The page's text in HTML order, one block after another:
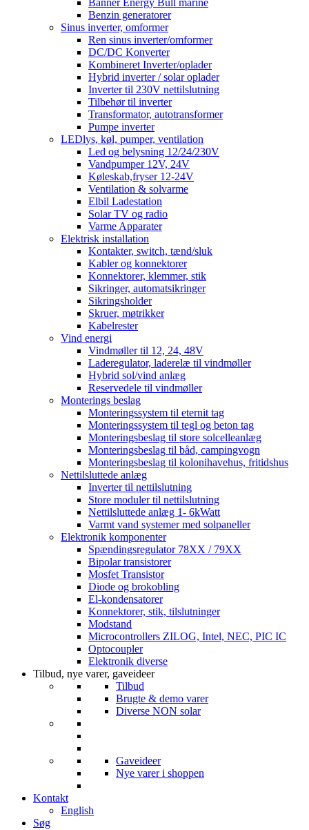
Banner Energy Bull marine
Benzin generatorer
Sinus inverter, omformer
Ren sinus inverter/omformer
DC/DC Konverter
Kombineret Inverter/oplader
Hybrid inverter / solar oplader
Inverter til 230V nettilslutning
Tilbehør til inverter
Transformator, autotransformer
Pumpe inverter
LEDlys, køl, pumper, ventilation
Led og belysning 12/24/230V
Vandpumper 12V, 24V
Køleskab,fryser 12-24V
Ventilation & solvarme
Elbil Ladestation
Solar TV og radio
Varme Apparater
Elektrisk installation
Kontakter, switch, tænd/sluk
Kabler og konnektorer
Konnektorer, klemmer, stik
Sikringer, automatsikringer
Sikringsholder
Skruer, møtrikker
Kabelrester
Vind energi
Vindmøller til 12, 24, 48V
Laderegulator, laderelæ til vindmøller
Hybrid sol/vind anlæg
Reservedele til vindmøller
Monterings beslag
Monteringssystem til eternit tag
Monteringssystem til tegl og beton tag
Monteringsbeslag til store solcelleanlæg
Monteringsbeslag til båd, campingvogn
Monteringsbeslag til kolonihavehus, fritidshus
Nettilsluttede anlæg
Inverter til nettilslutning
Store moduler til nettilslutning
Nettilsluttede anlæg 1- 6kWatt
Varmt vand systemer med solpaneller
Elektronik komponenter
Spændingsregulator 78XX / 79XX
Bipolar transistorer
Mosfet Transistor
Diode og brokobling
El-kondensatorer
Konnektorer, stik, tilslutninger
Modstand
Microcontrollers ZILOG, Intel, NEC, PIC IC
Optocoupler
Elektronik diverse
Tilbud, nye varer, gaveideer
Tilbud
Brugte & demo varer
Diverse NON solar
Gaveideer
Nye varer i shoppen
Kontakt
English
Søg